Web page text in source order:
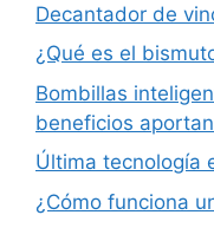
Decantador de
¿Qué es el
Bombillas
beneficios
Última tecnología
¿Cómo funciona